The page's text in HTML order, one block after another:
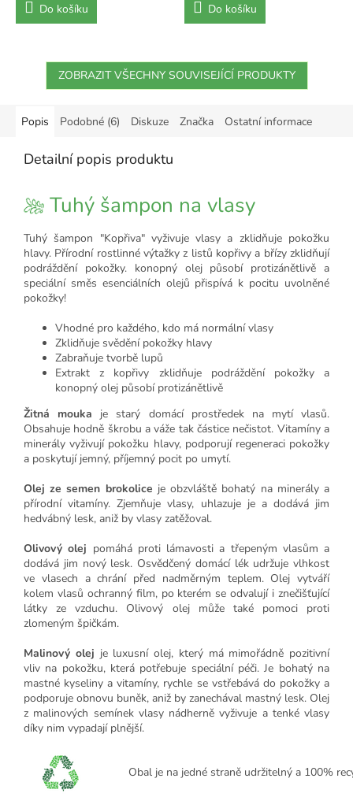
Do košíku Do košíku
ZOBRAZIT VŠECHNY SOUVISEJÍCÍ PRODUKTY
Popis Podobné (6) Diskuze Značka Ostatní informace
Detailní popis produktu
Tuhý šampon na vlasy
Tuhý šampon "Kopřiva" vyživuje vlasy a zklidňuje pokožku
hlavy. Přírodní rostlinné výtažky z listů kopřivy a břízy zklidňují
podráždění pokožky. konopný olej působí protizánětlivě a
speciální směs esenciálních olejů přispívá k pocitu uvolněné
pokožky!
Vhodné pro každého, kdo má normální vlasy
Zklidňuje svědění pokožky hlavy
Zabraňuje tvorbě lupů
Extrakt z kopřivy zklidňuje podráždění pokožky a
konopný olej působí protizánětlivě
Žitná mouka
je starý domácí prostředek na mytí vlasů.
Obsahuje hodně škrobu a váže tak částice nečistot. Vitamíny a
minerály vyživují pokožku hlavy, podporují regeneraci pokožky
a poskytují jemný, příjemný pocit po umytí.
Olej ze semen brokolice je obzvláště bohatý na minerály a
přírodní vitamíny. Zjemňuje vlasy, uhlazuje je a dodává jim
hedvábný lesk, aniž by vlasy zatěžoval.
Olivový olej pomáhá proti lámavosti a třepeným vlasům a
dodává jim nový lesk. Osvědčený domácí lék udržuje vlhkost
ve vlasech a chrání před nadměrným teplem. Olej vytváří
kolem vlasů ochranný film, po kterém se odvalují i znečišťující
látky ze vzduchu. Olivový olej může také pomoci proti
zlomeným špičkám.
Malinový olej je luxusní olej, který má mimořádně pozitivní
vliv na pokožku, která potřebuje speciální péči. Je bohatý na
mastné kyseliny a vitamíny, rychle se vstřebává do pokožky a
podporuje obnovu buněk, aniž by zanechával mastný lesk. Olej
z malinových semínek vlasy nádherně vyživuje a tenké vlasy
díky nim vypadají plnější.
Obal je na jedné straně udržitelný a 100%